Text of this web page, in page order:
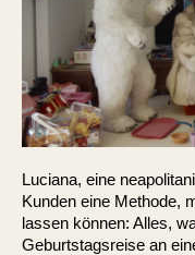
Luciana, eine
Kunden eine Methode,
lassen können: Alles,
Geburtstagsreise an